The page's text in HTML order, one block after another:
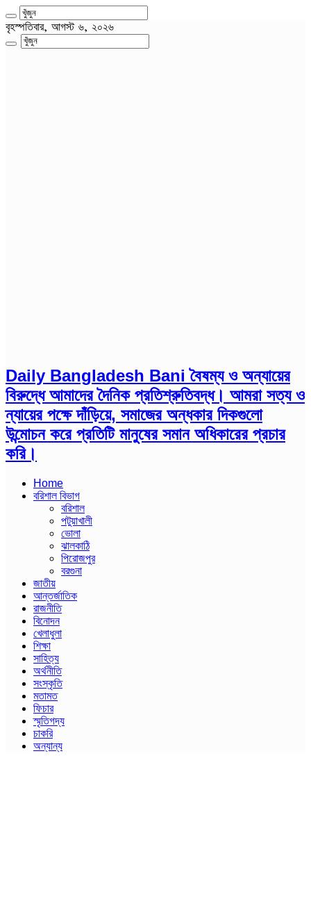
বৃহস্পতিবার, আগস্ট ৬, ২০২৬
Daily Bangladesh Bani বৈষম্য ও অন্যায়ের
বিরুদ্ধে আমাদের দৈনিক প্রতিশ্রুতিবদ্ধ। আমরা সত্য ও
ন্যায়ের পক্ষে দাঁড়িয়ে, সমাজের অন্ধকার দিকগুলো
উন্মোচন করে প্রতিটি মানুষের সমান অধিকারের প্রচার
করি।
Home
বরিশাল বিভাগ
বরিশাল
পটুয়াখালী
ভোলা
ঝালকাঠি
পিরোজপুর
বরগুনা
জাতীয়
আন্তর্জাতিক
রাজনীতি
বিনোদন
খেলাধুলা
শিক্ষা
সাহিত্য
অর্থনীতি
সংস্কৃতি
মতামত
ফিচার
স্মৃতিগদ্য
চাকরি
অন্যান্য